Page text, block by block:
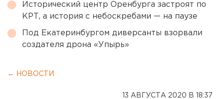
Исторический центр Оренбурга застроят по
КРТ, а история с небоскребами — на паузе
Под Екатеринбургом диверсанты взорвали
создателя дрона «Упырь»
← НОВОСТИ
13 АВГУСТА 2020 В 18:37